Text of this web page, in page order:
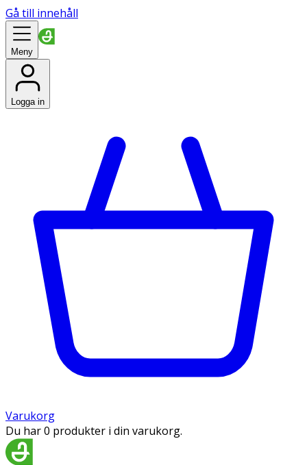
Gå till innehåll
Meny
Logga in
Varukorg
Du har 0 produkter i din varukorg.